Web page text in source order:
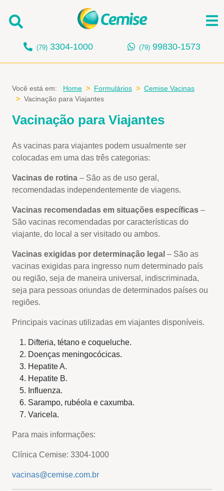
(79)3304-1000 (79) 99830-1573
Você está em: Home Formulários
Cemise Vacinas
Vacinação para Viajantes
Vacinação para Viajantes
As vacinas para viajantes podem usualmente ser
colocadas em uma das três categorias:
Vacinas de rotina – São as de uso geral,
recomendadas independentemente de viagens.
Vacinas recomendadas em situações específicas –
São vacinas recomendadas por características do
viajante, do local a ser visitado ou ambos.
Vacinas exigidas por determinação legal – São as
vacinas exigidas para ingresso num determinado país
ou região, seja de maneira universal, indiscriminada,
seja para pessoas oriundas de determinados países ou
regiões.
Principais vacinas utilizadas em viajantes disponíveis.
Difteria, tétano e coqueluche.
Doenças meningocócicas.
Hepatite A.
Hepatite B.
Influenza.
Sarampo, rubéola e caxumba.
Varicela.
Para mais informações:
Clínica Cemise: 3304-1000
vacinas@cemise.com.br